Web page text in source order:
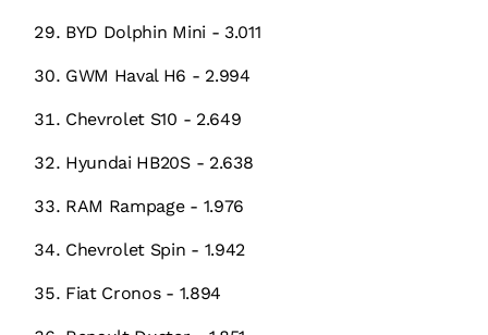
BYD Dolphin Mini - 3.011
GWM Haval H6 - 2.994
Chevrolet S10 - 2.649
Hyundai HB20S - 2.638
RAM Rampage - 1.976
Chevrolet Spin - 1.942
Fiat Cronos - 1.894